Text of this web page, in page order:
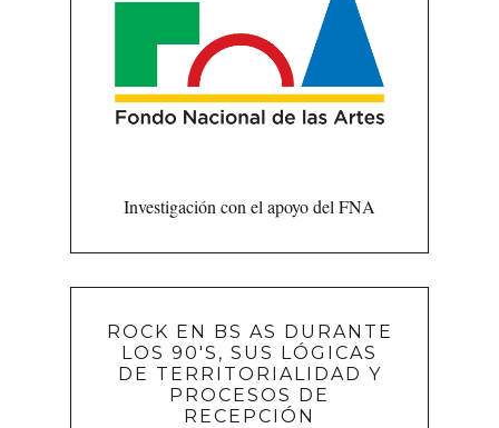
Investigación con el apoyo del FNA
ROCK EN BS AS DURANTE
LOS 90'S, SUS LÓGICAS
DE TERRITORIALIDAD Y
PROCESOS DE
RECEPCIÓN